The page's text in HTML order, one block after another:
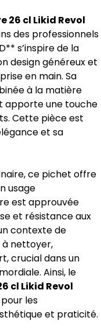
26 cl Likid Revol
des professionnels
s’inspire de la
design généreux et
en main. Sa
à la matière
apporte une touche
Cette pièce est
et sa
ce pichet offre
usage
est approuvée
et résistance aux
contexte de
à nettoyer,
crucial dans un
Ainsi, le
cl Likid Revol
les
et praticité.